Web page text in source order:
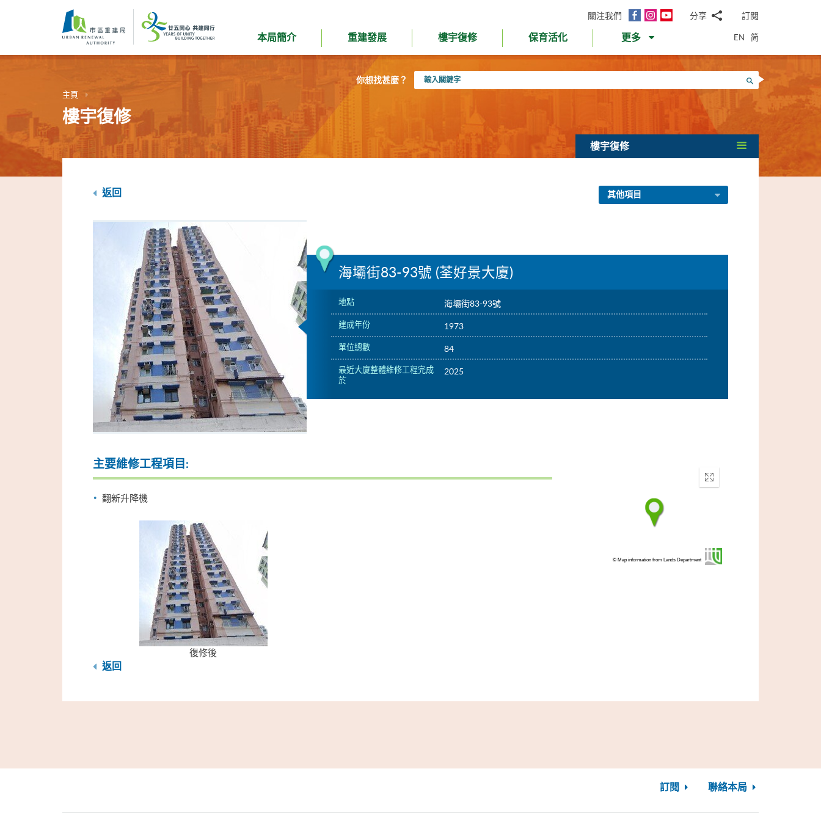
內
關注我們
面
InstagramYouTube分享
郵WhatsApp
微
信
面
書Twitter
LinkedIn
微
訂閱
本局簡介 重建發展 樓宇復修 保育活化 更多 EN 简
你想找甚麼？
入
搜尋
主頁
樓宇復修
樓宇復修
返回 其他項目
海壩街83-93號 (荃好景大廈)
地點 海壩街83-93號
建成年份 1973
單位總數 84
最近大廈整體維修工程完成
於
2025
主要維修工程項目:
翻新升降機
復修後
Enter
fullscreen
© Map information from Lands Department
返回
訂閱 聯絡本局